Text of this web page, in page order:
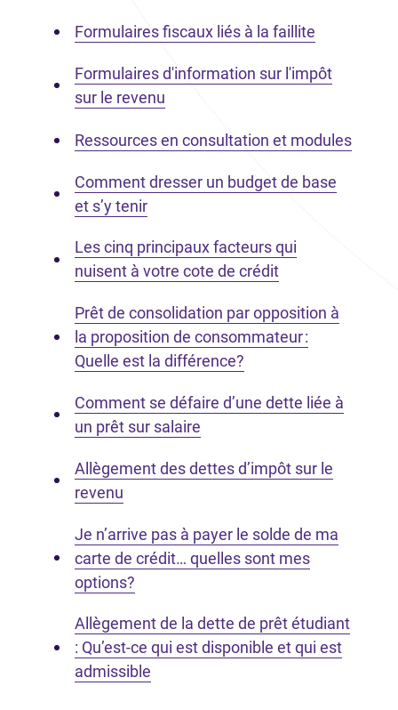
Formulaires fiscaux liés à la faillite
Formulaires d'information sur l'impôt
sur le revenu
Ressources en consultation et modules
Comment dresser un budget de base
et s’y tenir
Les cinq principaux facteurs qui
nuisent à votre cote de crédit
Prêt de consolidation par opposition à
la proposition de consommateur :
Quelle est la différence?
Comment se défaire d’une dette liée à
un prêt sur salaire
Allègement des dettes d’impôt sur le
revenu
Je n’arrive pas à payer le solde de ma
carte de crédit… quelles sont mes
options?
Allègement de la dette de prêt étudiant
: Qu’est-ce qui est disponible et qui est
admissible